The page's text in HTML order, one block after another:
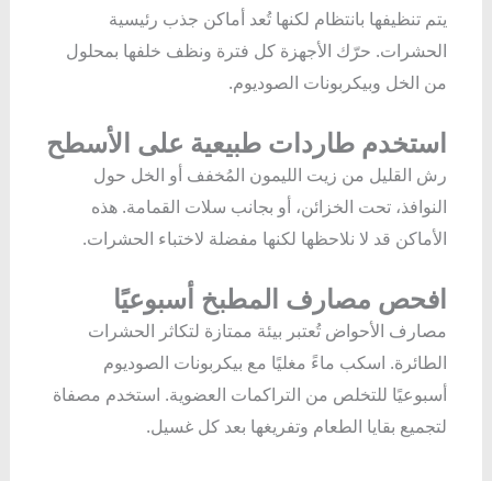
يتم تنظيفها بانتظام لكنها تُعد أماكن جذب رئيسية
الحشرات. حرّك الأجهزة كل فترة ونظف خلفها بمحلول
من الخل وبيكربونات الصوديوم.
استخدم طاردات طبيعية على الأسطح
رش القليل من زيت الليمون المُخفف أو الخل حول
النوافذ، تحت الخزائن، أو بجانب سلات القمامة. هذه
الأماكن قد لا نلاحظها لكنها مفضلة لاختباء الحشرات.
افحص مصارف المطبخ أسبوعيًا
مصارف الأحواض تُعتبر بيئة ممتازة لتكاثر الحشرات
الطائرة. اسكب ماءً مغليًا مع بيكربونات الصوديوم
أسبوعيًا للتخلص من التراكمات العضوية. استخدم مصفاة
لتجميع بقايا الطعام وتفريغها بعد كل غسيل.